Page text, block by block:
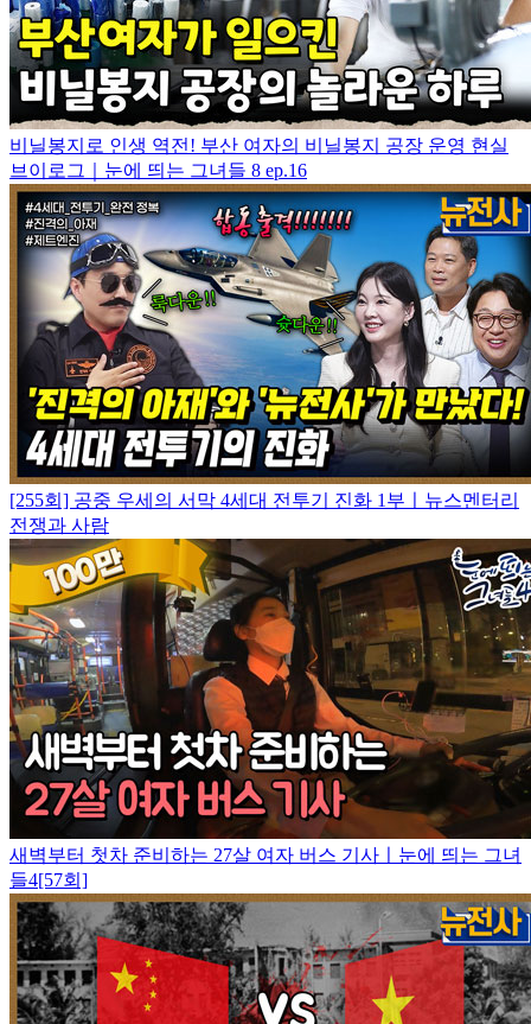
비닐봉지로 인생 역전! 부산 여자의 비닐봉지 공장 운영 현실
브이로그｜눈에 띄는 그녀들 8 ep.16
[255회] 공중 우세의 서막 4세대 전투기 진화 1부ㅣ뉴스멘터리
전쟁과 사람
새벽부터 첫차 준비하는 27살 여자 버스 기사ㅣ눈에 띄는 그녀
들4[57회]